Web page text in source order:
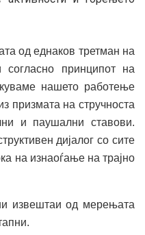
од еднаков третман на
согласно принципот на
нашето работење
призмата на стручноста
и паушални ставови.
дијалог со сите
на изнаоѓање на трајно
извештаи од мерењата